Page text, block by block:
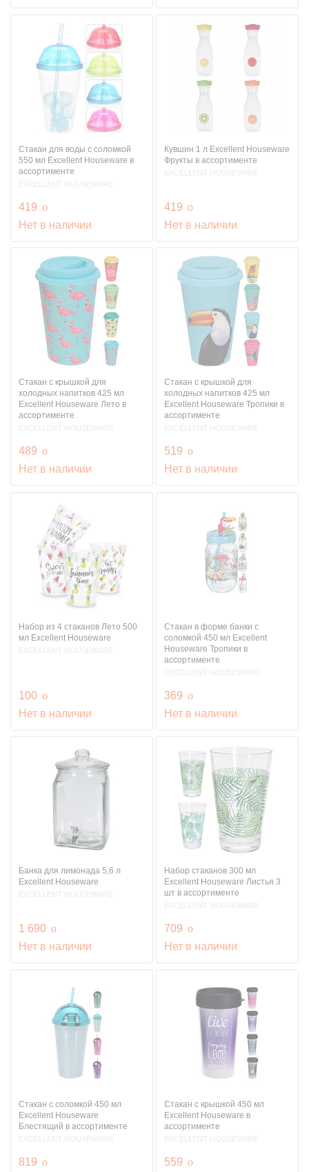
Стакан для воды с соломкой
550 мл Excellent Houseware в
ассортименте
EXCELLENT HOUSEWARE
419 руб.
o
Нет в наличии
Кувшин 1 л Excellent Houseware
Фрукты в ассортименте
EXCELLENT HOUSEWARE
419 руб.
o
Нет в наличии
Стакан с крышкой для
холодных напитков 425 мл
Excellent Houseware Лето в
ассортименте
EXCELLENT HOUSEWARE
489 руб.
o
Нет в наличии
Стакан с крышкой для
холодных напитков 425 мл
Excellent Houseware Тропики в
ассортименте
EXCELLENT HOUSEWARE
519 руб.
o
Нет в наличии
Набор из 4 стаканов Лето 500
мл Excellent Houseware
EXCELLENT HOUSEWARE
100 руб.
o
Нет в наличии
Стакан в форме банки с
соломкой 450 мл Excellent
Houseware Тропики в
ассортименте
EXCELLENT HOUSEWARE
369 руб.
o
Нет в наличии
Банка для лимонада 5,6 л
Excellent Houseware
EXCELLENT HOUSEWARE
1 690 руб.
o
Нет в наличии
Набор стаканов 300 мл
Excellent Houseware Листья 3
шт в ассортименте
EXCELLENT HOUSEWARE
709 руб.
o
Нет в наличии
Стакан с соломкой 450 мл
Excellent Houseware
Блестящий в ассортименте
EXCELLENT HOUSEWARE
819 руб.
o
Стакан с крышкой 450 мл
Excellent Houseware в
ассортименте
EXCELLENT HOUSEWARE
559 руб.
o